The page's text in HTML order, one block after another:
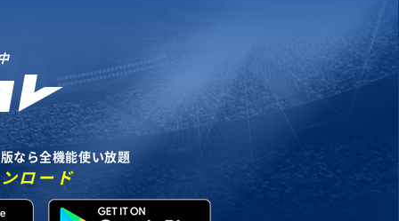
なら全機能使い放題
ロード